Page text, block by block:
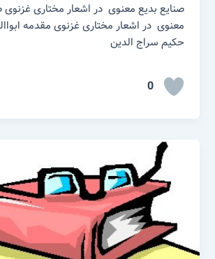
صنایع بدیع معنوی در اشعار مختاری غزنوی
معنوی در اشعار مختاری غزنوی مقدمه
حکیم سراج الدین
0